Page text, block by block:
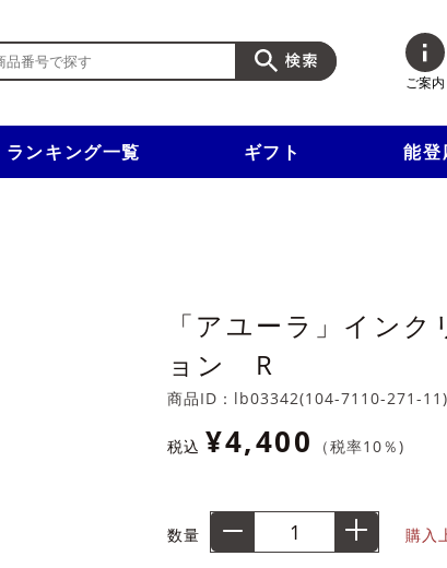
ご案内
ランキング一覧 ギフト 能登
で3千円以上で使える500円クーポンを進呈！
「アユーラ」イン
ョン R
商品ID： lb03342(104-7110-271-
税込 ¥4,400 （税率10％)
数量 購入